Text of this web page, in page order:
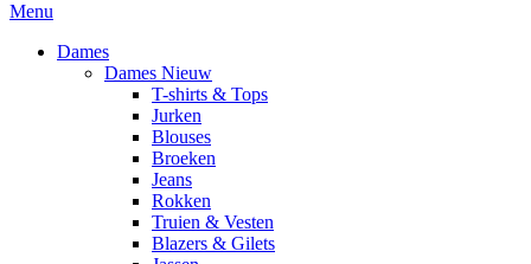
Menu
Dames
Dames Nieuw
T-shirts & Tops
Jurken
Blouses
Broeken
Jeans
Rokken
Truien & Vesten
Blazers & Gilets